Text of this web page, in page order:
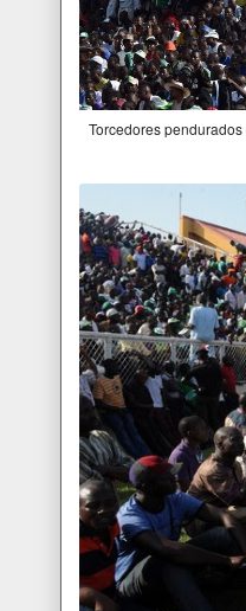
Torcedores